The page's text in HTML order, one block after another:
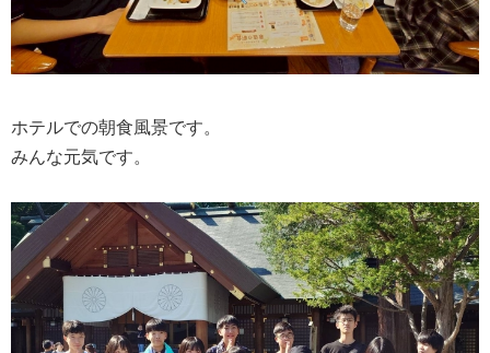
ホテルでの朝食風景です。
みんな元気です。